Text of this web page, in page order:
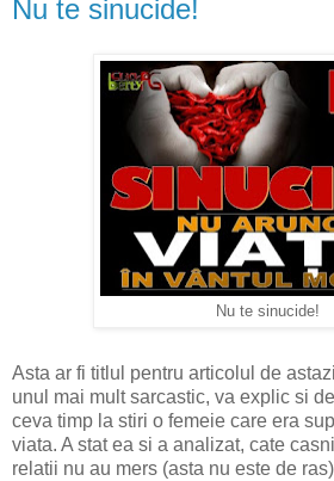
Nu te sinucide!
Nu te sinucide!
Asta ar fi titlul pentru articolul de
unul mai mult sarcastic, va explic si
ceva timp la stiri o femeie care era
viata. A stat ea si a analizat, cate
relatii nu au mers (asta nu este de